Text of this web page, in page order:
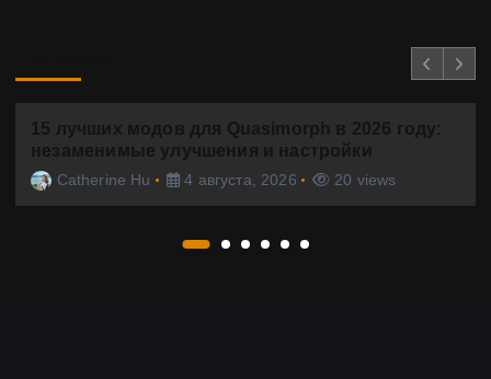
15 лучших модов для Quasimorph в 2026 году:
незаменимые улучшения и настройки
Catherine Hu 4 августа, 2026 20 views